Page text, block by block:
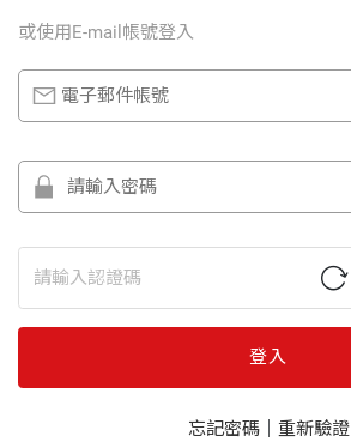
或使⽤E-mail帳號登入
登入
忘記密碼｜ 重新驗證